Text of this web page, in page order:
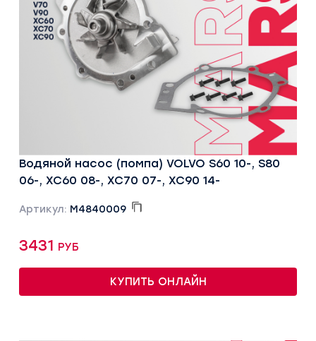
Водяной насос (помпа) VOLVO S60 10-, S80
06-, XC60 08-, XC70 07-, XC90 14-
Артикул: M4840009
3431 руб
КУПИТЬ ОНЛАЙН